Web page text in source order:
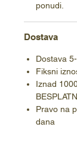
ponudi.
Dostava
Dostava
Fiksni
Iznad
Pravo na
dana